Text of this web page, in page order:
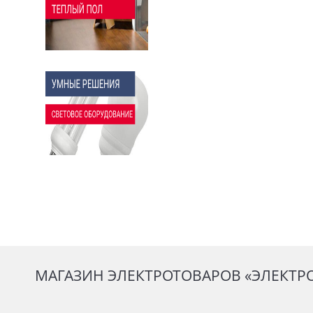
МАГАЗИН ЭЛЕКТРОТОВАРОВ